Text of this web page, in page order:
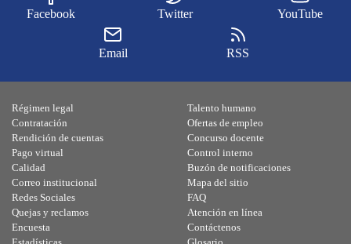
Facebook Twitter YouTube
Email RSS
Régimen legal
Contratación
Rendición de cuentas
Pago virtual
Calidad
Talento humano
Ofertas de empleo
Concurso docente
Control interno
Buzón de notificaciones
Correo institucional
Redes Sociales
Quejas y reclamos
Encuesta
Mapa del sitio
FAQ
Atención en línea
Contáctenos